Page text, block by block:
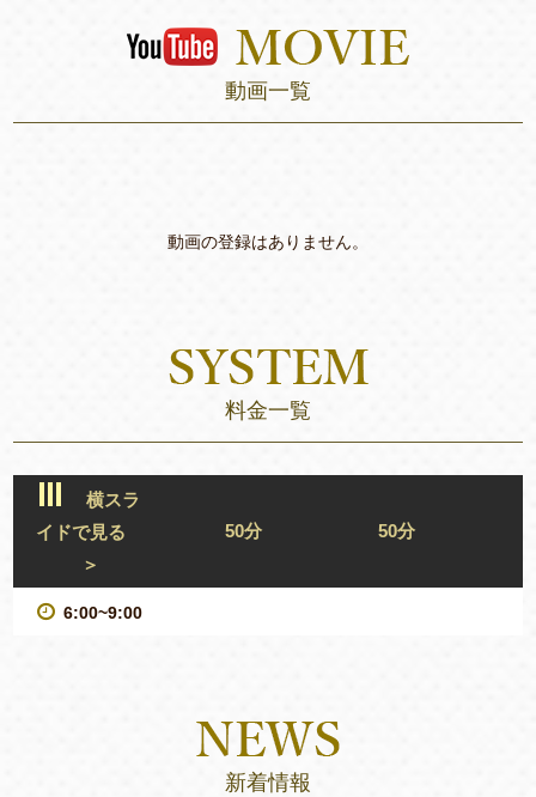
動画一覧
動画の登録はありません。
料金一覧
横スラ
イドで見る
＞
50分 50分
6:00~9:00
新着情報